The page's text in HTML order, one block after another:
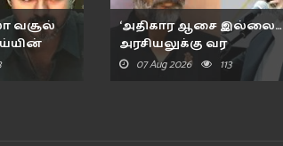
வசூல்
‘அதிகார ஆசை இல்லை…
அரசியலுக்கு வர
விருப்பமில்..
07 Aug 2026 113